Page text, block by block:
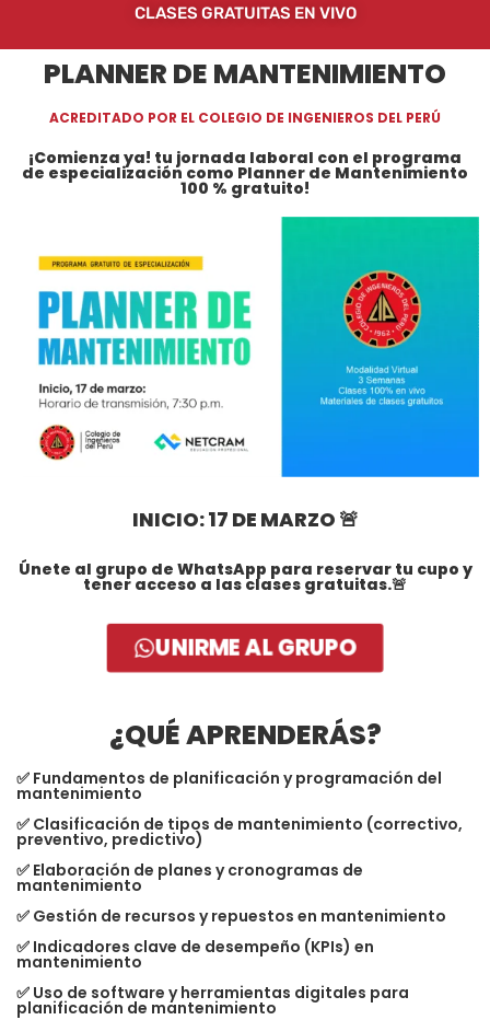
CLASES GRATUITAS EN VIVO
PLANNER DE MANTENIMIENTO
ACREDITADO POR EL COLEGIO DE INGENIEROS DEL PERÚ
¡Comienza ya! tu jornada laboral con el programa
de especialización como Planner de Mantenimiento
100 % gratuito!
INICIO: 17 DE MARZO 🚨
Únete al grupo de WhatsApp para reservar tu cupo y
tener acceso a las clases gratuitas.🚨
UNIRME AL GRUPO
¿QUÉ APRENDERÁS?
✅ Fundamentos de planificación y programación del
mantenimiento
✅ Clasificación de tipos de mantenimiento (correctivo,
preventivo, predictivo)
✅ Elaboración de planes y cronogramas de
mantenimiento
✅ Gestión de recursos y repuestos en mantenimiento
✅ Indicadores clave de desempeño (KPIs) en
mantenimiento
✅ Uso de software y herramientas digitales para
planificación de mantenimiento